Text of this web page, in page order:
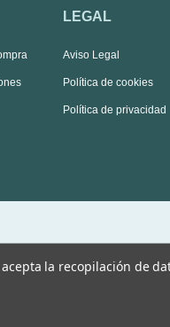
LEGAL
Aviso Legal
Política de cookies
Política de privacidad
la recopilación de